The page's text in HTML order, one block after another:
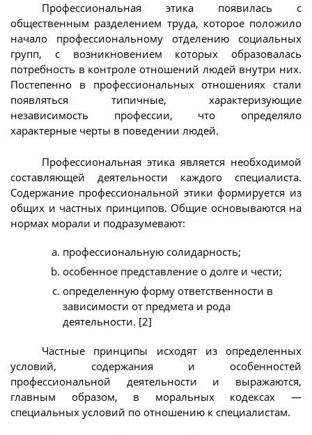
Профессиональная этика появилась с
общественным разделением труда, которое положило
начало профессиональному отделению социальных
групп, с возникновением которых образовалась
потребность в контроле отношений людей внутри них.
Постепенно в профессиональных отношениях стали
появляться типичные, характеризующие
независимость профессии, что определяло
характерные черты в поведении людей.
Профессиональная этика является необходимой
составляющей деятельности каждого специалиста.
Содержание профессиональной этики формируется из
общих и частных принципов. Общие основываются на
нормах морали и подразумевают:
профессиональную солидарность;
особенное представление о долге и чести;
определенную форму ответственности в
зависимости от предмета и рода
деятельности. [2]
Частные принципы исходят из определенных
условий, содержания и особенностей
профессиональной деятельности и выражаются,
главным образом, в моральных кодексах —
специальных условий по отношению к специалистам.